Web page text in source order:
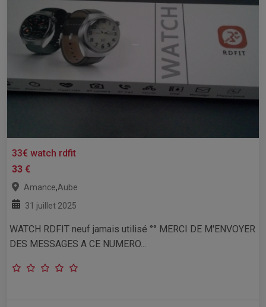
33€ watch rdfit
33 €
Amance,Aube
31 juillet 2025
WATCH RDFIT neuf jamais utilisé °° MERCI DE M'ENVOYER
DES MESSAGES A CE NUMERO...